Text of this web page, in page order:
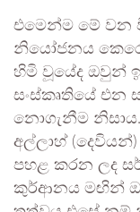
​එමෙන්ම මේ වන
නියෝජනය
හිමි වූයේද ඔවුන්
සංස්කෘතියේ එන
නොගැනීම
අල්ලාහ්
පහළ කරන ලද
කුර්ආනය මඟින්